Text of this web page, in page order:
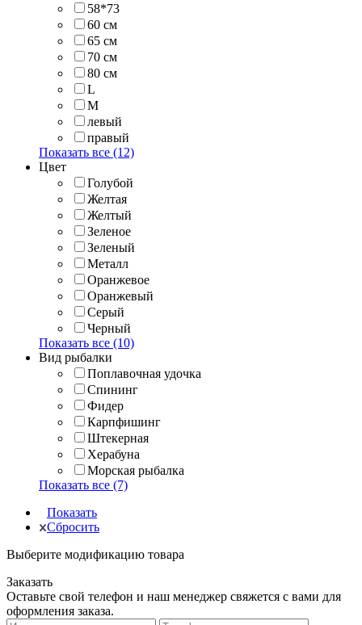
58*73
60 см
65 см
70 см
80 см
L
M
левый
правый
Показать все (12)
Цвет
Голубой
Желтая
Желтый
Зеленое
Зеленый
Металл
Оранжевое
Оранжевый
Серый
Черный
Показать все (10)
Вид рыбалки
Поплавочная удочка
Спининг
Фидер
Карпфишинг
Штекерная
Херабуна
Морская рыбалка
Показать все (7)
Показать
Сбросить
Выберите модификацию товара
Заказать
Оставьте свой телефон и наш менеджер свяжется с вами для
оформления заказа.